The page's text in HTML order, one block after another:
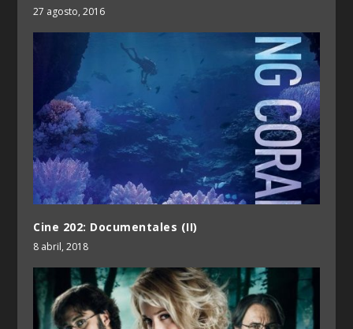
27 agosto, 2016
Cine 202: Documentales (II)
8 abril, 2018